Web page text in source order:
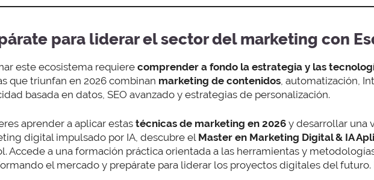
para liderar el sector del marketing con
este ecosistema requiere comprender a fondo la estrategia y las
que triunfan en 2026 combinan marketing de contenidos , automatización,
basada en datos, SEO avanzado y estrategias de personalización.
aprender a aplicar estas técnicas de marketing en 2026 y desarrollar una
digital impulsado por IA, descubre el Master en Marketing Digital & IA
Accede a una formación práctica orientada a las herramientas y
el mercado y prepárate para liderar los proyectos digitales del futuro.